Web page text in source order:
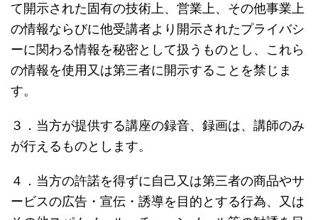
て開示された固有の技術上、営業上、その他事業上
の情報ならびに他受講者より開示されたプライバシ
ーに関わる情報を秘密として扱うものとし、これら
の情報を使用又は第三者に開示することを禁じま
す。
３．当方が提供する講座の録音、録画は、講師のみ
が行えるものとします。
４．当方の許諾を得ずに自己又は第三者の商品やサ
ービスの広告・宣伝・誘導を目的とする行為、又は